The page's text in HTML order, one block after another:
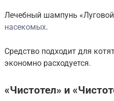
Лечебный шампунь
насекомых.
Средство подходит для
экономно расходуется.
«Чистотел» и